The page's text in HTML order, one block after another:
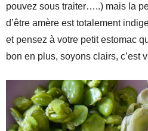
pouvez sous traiter…..) mais la
d’être amère est totalement
et pensez à votre petit estomac
bon en plus, soyons clairs, c’est